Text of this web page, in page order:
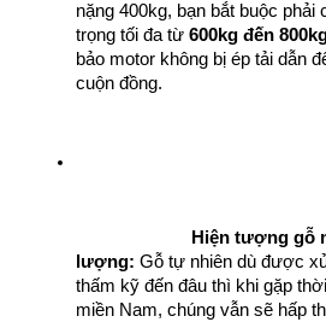
nặng 400kg, bạn bắt buộc phải
trọng tối đa từ 600kg đến
bảo motor không bị ép tải dẫn
cuộn đồng.
Hiện tượng gỗ
lượng: Gỗ tự nhiên dù được
thấm kỹ đến đâu thì khi gặp
miền Nam, chúng vẫn sẽ hấp